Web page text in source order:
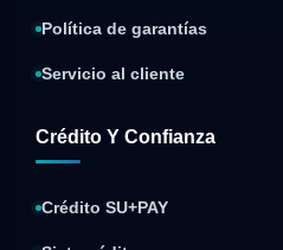
Política de garantías
Servicio al cliente
Crédito Y Confianza
Crédito SU+PAY